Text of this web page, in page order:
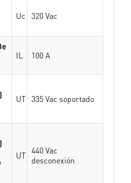
Uc 320 Vac
IL 100 A
UT 335 Vac soportado
UT 440 Vac
desconexión